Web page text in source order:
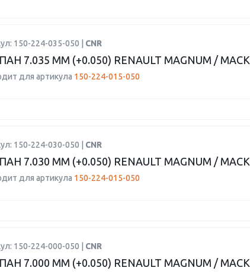
150-224-035-050 | CNR
7.035 ММ (+0.050) RENAULT MAGNUM / MACK
для артикула 150-224-015-050
150-224-030-050 | CNR
7.030 ММ (+0.050) RENAULT MAGNUM / MACK
для артикула 150-224-015-050
150-224-000-050 | CNR
7.000 ММ (+0.050) RENAULT MAGNUM / MACK